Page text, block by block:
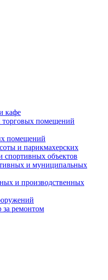
кафе
торговых помещений
помещений
и парикмахерских
спортивных объектов
и муниципальных
и производственных
за ремонтом